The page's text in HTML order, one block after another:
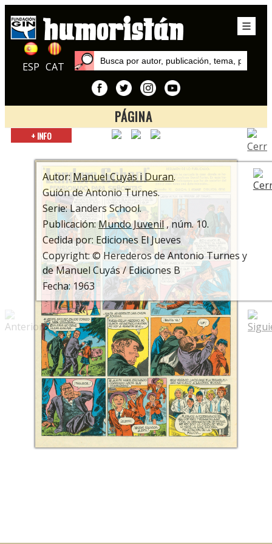
ESP CAT
PÁGINA
Inicio
Manuel Cuyàs i Duran
+ INFO
Autor:Manuel Cuyàs i Duran.
Guión de Antonio Turnes.
Serie: Landers School.
Publicación:Mundo Juvenil, núm. 10.
Cedida por: Ediciones El Jueves
Copyright: © Herederos de Antonio Turnes y
de Manuel Cuyás / Ediciones B
Fecha: 1963